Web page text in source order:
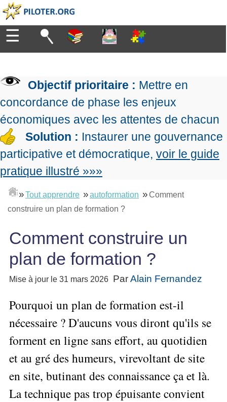
Diriger
de
l'entreprise
Démocratique
Conception
la
stratégie
Principes
de
des
Le
contrôle
▶
Tous
articles
»»»
▶
en
Organiser
la
production
L'Excellence
Opérationnelle
Lean
expliqué
La
Six
Sigma
Le
Qualité
outils
la
Qualité
Supply
Chain
Manager
Manager
projets
Les
du
chef
Les
Méthodes
projet
Construire
Gestion
des
risques
▶
les
Projet
Progresser
▶
Mesurer
la
performance
Tableau
bord
La
Gimsi
Tableau
avec
Tous
articles
Entreprendre
▶
De
Salarié→Entrepreneur
Méthode
pour
se
lancer
Outils
Entrepreneur
son
Entreprise
métier
de
freelance
Se
former
Guide
gratuit
de
Méthode
Les
7
pour
réussir
s'auto-
évaluer ?
Tous
articles
★
☰
Objectif prioritaire : Mettre en
concordance de phase les enjeux
économiques avec les attentes de chacun
Solution : Instaurer une gouvernance
participative et démocratique, voir le guide
pratique illustré »»»
»Tout apprendre »autoformation »Comment
construire un plan de formation ?
Comment construire un
plan de formation ?
Mise à jour le 31 mars 2026 ParAlain Fernandez
Pourquoi un plan de formation est-il
nécessaire ? D'aucuns vous diront qu'ils se
forment en ligne sans effort, au quotidien
et au gré des humeurs, virevoltant de site
en site, butinant des connaissance ça et là.
La technique pas trop épuisante convient